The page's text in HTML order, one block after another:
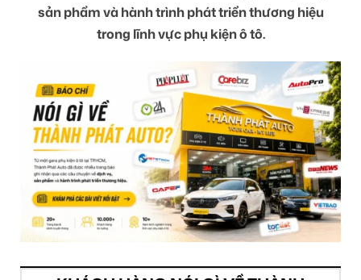
sản phẩm và hành trình phát triển thương hiệu
trong lĩnh vực phụ kiện ô tô.